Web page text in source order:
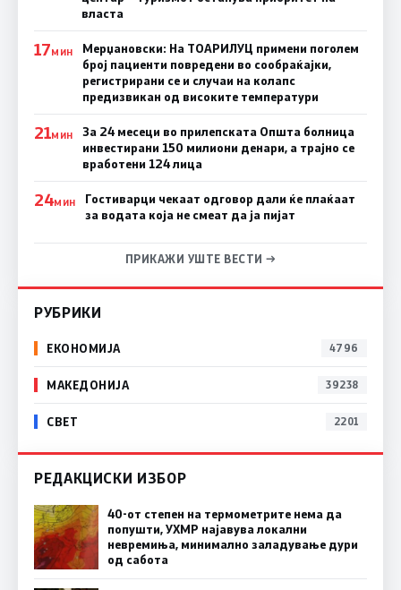
власта
17МИН
Мерџановски: На ТОАРИЛУЦ примени поголем
број пациенти повредени во сообраќајки,
регистрирани се и случаи на колапс
предизвикан од високите температури
21МИН
За 24 месеци во прилепската Општа болница
инвестирани 150 милиони денари, а трајно се
вработени 124 лица
24МИН
Гостиварци чекаат одговор дали ќе плаќаат
за водата која не смеат да ја пијат
ПРИКАЖИ УШТЕ ВЕСТИ →
РУБРИКИ
ЕКОНОМИЈА 4796
МАКЕДОНИЈА 39238
СВЕТ 2201
РЕДАКЦИСКИ ИЗБОР
40-от степен на термометрите нема да
попушти, УХМР најавува локални
невремиња, минимално заладување дури
од сабота